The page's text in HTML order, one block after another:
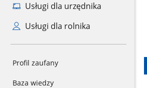
Usługi dla urzędnika
Usługi dla rolnika
Profil zaufany
Baza wiedzy